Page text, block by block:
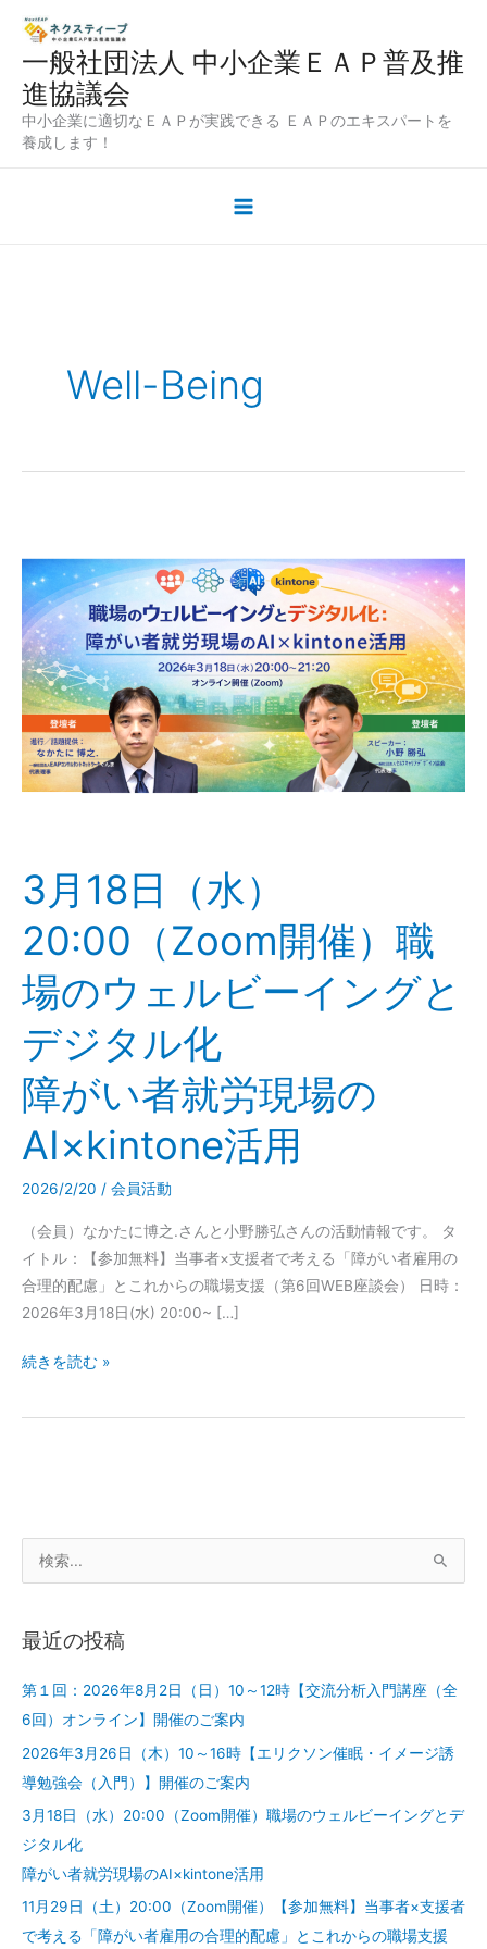
一般社団法人 中小企業ＥＡＰ普及推
進協議会
中小企業に適切なＥＡＰが実践できる ＥＡＰのエキスパートを
養成します！
Well-Being
3月18日（水）
20:00（Zoom開催）職
場のウェルビーイングと
デジタル化
障がい者就労現場の
AI×kintone活用
2026/2/20 / 会員活動
（会員）なかたに博之.さんと小野勝弘さんの活動情報です。 タ
イトル：【参加無料】当事者×支援者で考える「障がい者雇用の
合理的配慮」とこれからの職場支援（第6回WEB座談会） 日時：
2026年3月18日(水) 20:00~ […]
18
日
（水）
20:00（Zoom
開
催）
職
場
の
ル
ビ
ー
イ
ン
グ
と
デ
ジ
タ
ル
が
い
者
就
現
の
続きを読む »
象
:
最近の投稿
第１回：2026年8月2日（日）10～12時【交流分析入門講座（全
6回）オンライン】開催のご案内
2026年3月26日（木）10～16時【エリクソン催眠・イメージ誘
導勉強会（入門）】開催のご案内
3月18日（水）20:00（Zoom開催）職場のウェルビーイングとデ
ジタル化
障がい者就労現場のAI×kintone活用
11月29日（土）20:00（Zoom開催）【参加無料】当事者×支援者
で考える「障がい者雇用の合理的配慮」とこれからの職場支援